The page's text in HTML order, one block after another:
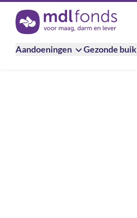
Terug naar de homepage
Aandoeningen Gezonde buik